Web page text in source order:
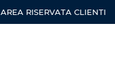
AREA RISERVATA CLIENTI